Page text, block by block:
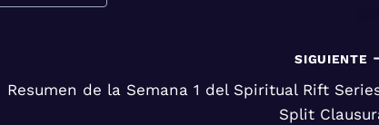
SIGUIENTE
Resumen de la Semana 1 del Spiritual Rift
Split